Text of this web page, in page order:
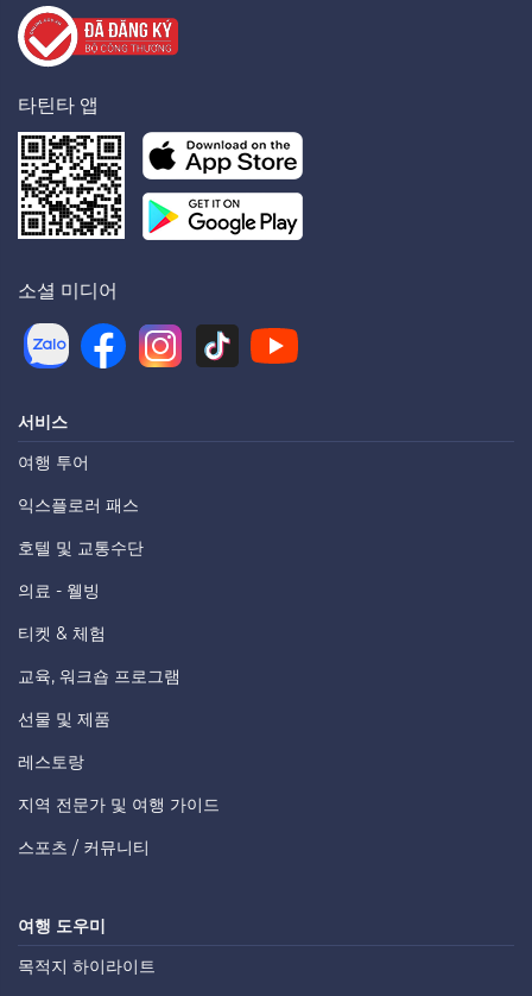
타틴타 앱
소셜 미디어
서비스
여행 투어
익스플로러 패스
호텔 및 교통수단
의료 - 웰빙
티켓 & 체험
교육, 워크숍 프로그램
선물 및 제품
레스토랑
지역 전문가 및 여행 가이드
스포츠 / 커뮤니티
여행 도우미
목적지 하이라이트